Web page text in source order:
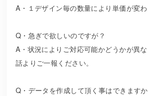
A・１デザイン毎の数量により単価が変わ
Q・急ぎで欲しいのですが？
A・状況によりご対応可能かどうかが異
話よりご一報ください。
Q・データを作成して頂く事はできます